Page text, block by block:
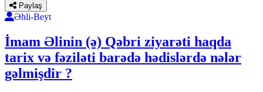
Paylaş
Əhli-Beyt
İmam Əlinin (ə) Qəbri ziyarəti haqda
tarix və fəziləti barədə hədislərdə nələr
gəlmişdir ?